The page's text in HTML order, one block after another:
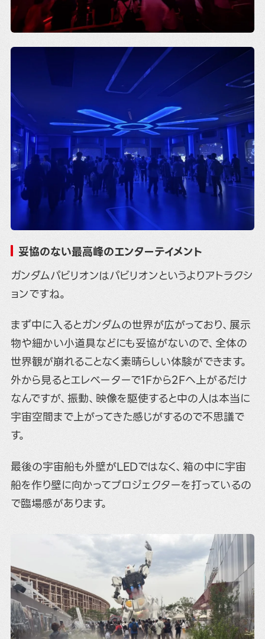
妥協のない最高峰のエンターテイメント
ガンダムパビリオンはパビリオンというよりアトラクシ
ョンですね。
まず中に入るとガンダムの世界が広がっており、展示
物や細かい小道具などにも妥協がないので、全体の
世界観が崩れることなく素晴らしい体験ができます。
外から見るとエレベーターで1Fから2Fへ上がるだけ
なんですが、振動、映像を駆使すると中の人は本当に
宇宙空間まで上がってきた感じがするので不思議で
す。
最後の宇宙船も外壁がLEDではなく、箱の中に宇宙
船を作り壁に向かってプロジェクターを打っているの
で臨場感があります。